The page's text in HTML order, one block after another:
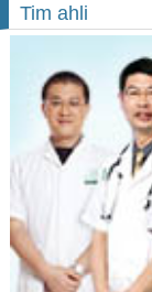
Tim ahli